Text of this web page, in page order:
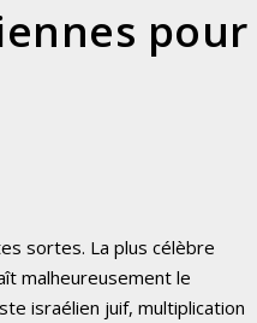
pour
sortes. La plus célèbre
malheureusement le
israélien juif, multiplication